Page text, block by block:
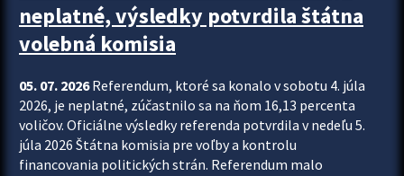
neplatné, výsledky potvrdila štátna
volebná komisia
05. 07. 2026Referendum, ktoré sa konalo v sobotu 4. júla
2026, je neplatné, zúčastnilo sa na ňom 16,13 percenta
voličov. Oficiálne výsledky referenda potvrdila v nedeľu 5.
júla 2026 Štátna komisia pre voľby a kontrolu
financovania politických strán. Referendum malo